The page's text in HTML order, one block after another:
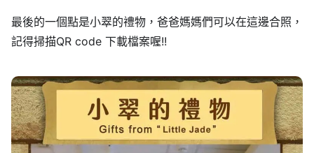
最後的一個點是小翠的禮物，爸爸媽媽們可以在這邊合照，
記得掃描QR code 下載檔案喔!!